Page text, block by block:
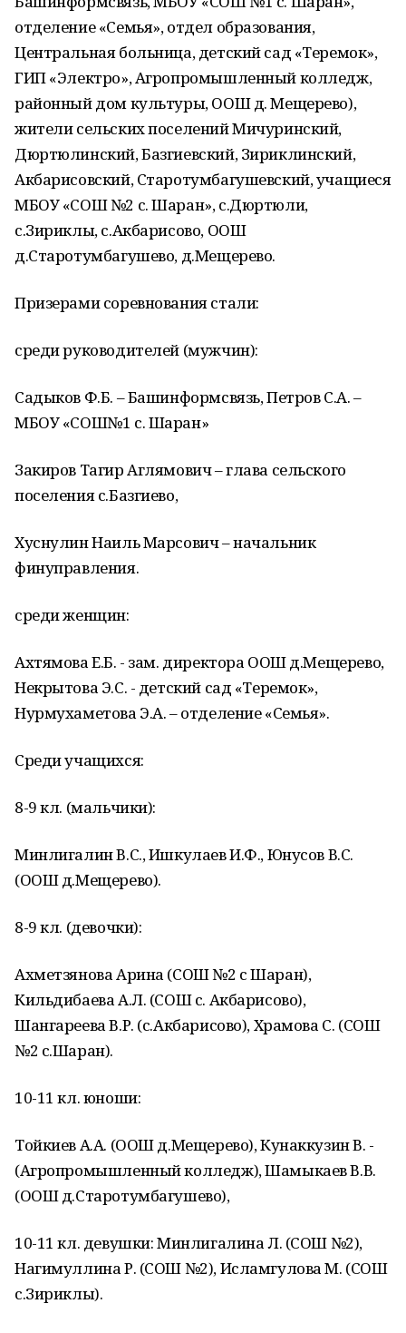
отделение «Семья», отдел образования,
Центральная больница, детский сад «Теремок»,
ГИП «Электро», Агропромышленный колледж,
районный дом культуры, ООШ д. Мещерево),
жители сельских поселений Мичуринский,
Дюртюлинский, Базгиевский, Зириклинский,
Акбарисовский, Старотумбагушевский, учащиеся
МБОУ «СОШ №2 с. Шаран», с.Дюртюли,
с.Зириклы, с.Акбарисово, ООШ
д.Старотумбагушево, д.Мещерево.
Призерами соревнования стали:
среди руководителей (мужчин):
Садыков Ф.Б. – Башинформсвязь, Петров С.А. –
МБОУ «СОШ№1 с. Шаран»
Закиров Тагир Аглямович – глава сельского
поселения с.Базгиево,
Хуснулин Наиль Марсович – начальник
финуправления.
среди женщин:
Ахтямова Е.Б. - зам. директора ООШ д.Мещерево,
Некрытова Э.С. - детский сад «Теремок»,
Нурмухаметова Э.А. – отделение «Семья».
Среди учащихся:
8-9 кл. (мальчики):
Минлигалин В.С., Ишкулаев И.Ф., Юнусов В.С.
(ООШ д.Мещерево).
8-9 кл. (девочки):
Ахметзянова Арина (СОШ №2 с Шаран),
Кильдибаева А.Л. (СОШ с. Акбарисово),
Шангареева В.Р. (с.Акбарисово), Храмова С. (СОШ
№2 с.Шаран).
10-11 кл. юноши:
Тойкиев А.А. (ООШ д.Мещерево), Кунаккузин В. -
(Агропромышленный колледж), Шамыкаев В.В.
(ООШ д.Старотумбагушево),
10-11 кл. девушки: Минлигалина Л. (СОШ №2),
Нагимуллина Р. (СОШ №2), Исламгулова М. (СОШ
с.Зириклы).